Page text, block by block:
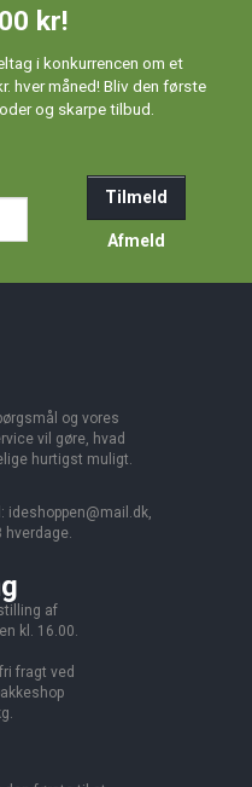
kr!
i konkurrencen om et
hver måned! Bliv den første
og skarpe tilbud.
Tilmeld
Afmeld
og vores
vil gøre, hvad
hurtigst muligt.
ideshoppen@mail.dk,
hverdage.
af
kl. 16.00.
fragt ved